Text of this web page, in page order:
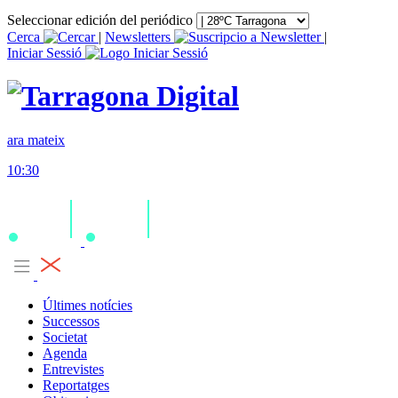
Seleccionar edición del periódico
Cerca
| Newsletters
|
Iniciar Sessió
ara mateix
10:30
Últimes notícies
Successos
Societat
Agenda
Entrevistes
Reportatges